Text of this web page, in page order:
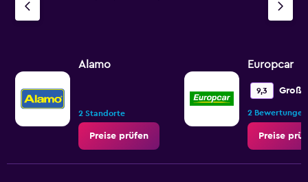
Alamo
2 Standorte
Preise prüfen
Europcar
9,3
2 Bewertungen
Preise